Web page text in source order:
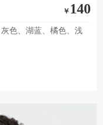
￥ 140
色、湖蓝、橘色、浅